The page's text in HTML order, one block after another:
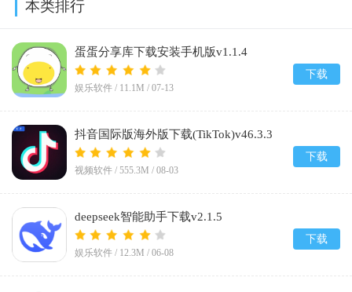
本类排行
蛋蛋分享库下载安装手机版v1.1.4
娱乐软件 / 11.1M / 07-13
下载
抖音国际版海外版下载(TikTok)v46.3.3
视频软件 / 555.3M / 08-03
下载
deepseek智能助手下载v2.1.5
娱乐软件 / 12.3M / 06-08
下载